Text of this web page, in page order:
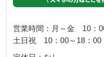
営業時間：月～金 10：
土日祝 10：00～18：00